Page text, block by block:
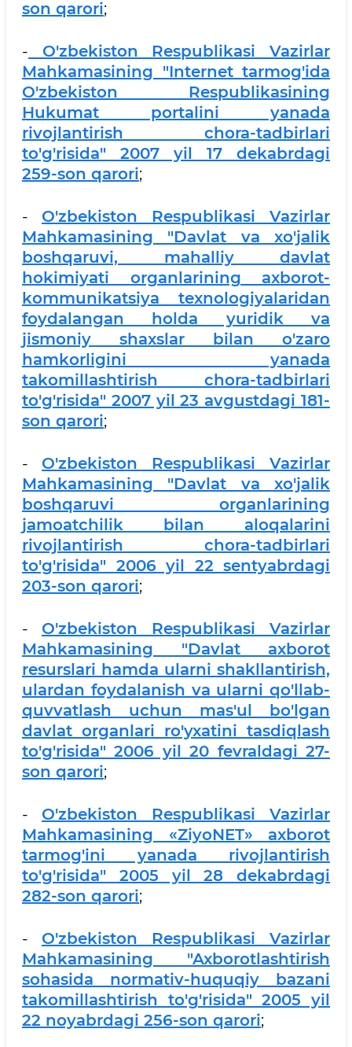
son qarori;
- O'zbekiston Respublikasi Vazirlar
Mahkamasining "Internet tarmog'ida
O'zbekiston Respublikasining
Hukumat portalini yanada
rivojlantirish chora-tadbirlari
to'g'risida" 2007 yil 17 dekabrdagi
259-son qarori;
- O'zbekiston Respublikasi Vazirlar
Mahkamasining "Davlat va xo'jalik
boshqaruvi, mahalliy davlat
hokimiyati organlarining axborot-
kommunikatsiya texnologiyalaridan
foydalangan holda yuridik va
jismoniy shaxslar bilan o'zaro
hamkorligini yanada
takomillashtirish chora-tadbirlari
to'g'risida" 2007 yil 23 avgustdagi 181-
son qarori;
- O'zbekiston Respublikasi Vazirlar
Mahkamasining "Davlat va xo'jalik
boshqaruvi organlarining
jamoatchilik bilan aloqalarini
rivojlantirish chora-tadbirlari
to'g'risida" 2006 yil 22 sentyabrdagi
203-son qarori;
- O'zbekiston Respublikasi Vazirlar
Mahkamasining "Davlat axborot
resurslari hamda ularni shakllantirish,
ulardan foydalanish va ularni qo'llab-
quvvatlash uchun mas'ul bo'lgan
davlat organlari ro'yxatini tasdiqlash
to'g'risida" 2006 yil 20 fevraldagi 27-
son qarori;
- O'zbekiston Respublikasi Vazirlar
Mahkamasining «ZiyoNET» axborot
tarmog'ini yanada rivojlantirish
to'g'risida" 2005 yil 28 dekabrdagi
282-son qarori;
- O'zbekiston Respublikasi Vazirlar
Mahkamasining "Axborotlashtirish
sohasida normativ-huquqiy bazani
takomillashtirish to'g'risida" 2005 yil
22 noyabrdagi 256-son qarori;